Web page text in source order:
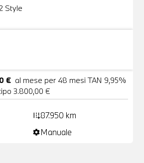
Style
€ al mese per 48 mesi TAN 9,95%
3.800,00 €
add_road87.950 km
settingsManuale